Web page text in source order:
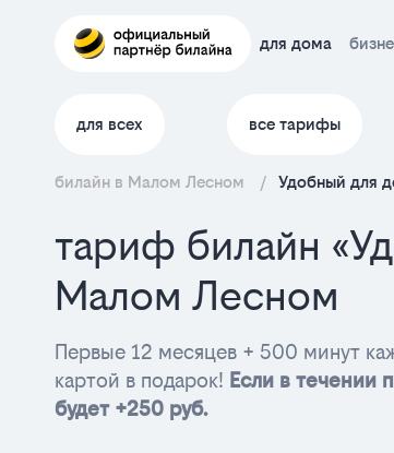
для дома
для всех все тарифы
билайн в Малом Лесном / Удобный для
тариф билайн
Малом Лесном
Первые 12 месяцев + 500 минут
картой в подарок! Если в течении
будет +250 руб.